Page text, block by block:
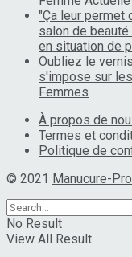
"Ça leur permet
salon de
en situation de
Oubliez le
s'impose sur
Femmes
À propos de
Termes et
Politique de
© 2021 Manucure-Pro
No Result
View All Result